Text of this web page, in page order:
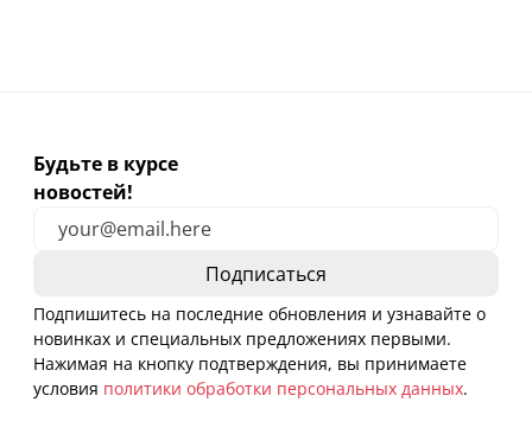
Будьте в курсе
новостей!
Подпишитесь на последние обновления и узнавайте о
новинках и специальных предложениях первыми.
Нажимая на кнопку подтверждения, вы принимаете
условия политики обработки персональных данных.